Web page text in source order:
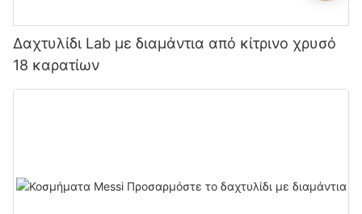
Δαχτυλίδι Lab με διαμάντια από κίτρινο χρυσό
18 καρατίων